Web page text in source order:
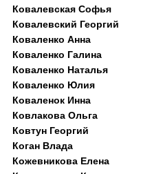
Ковалевская Софья
Ковалевский Георгий
Коваленко Анна
Коваленко Галина
Коваленко Наталья
Коваленко Юлия
Коваленок Инна
Ковлакова Ольга
Ковтун Георгий
Коган Влада
Кожевникова Елена